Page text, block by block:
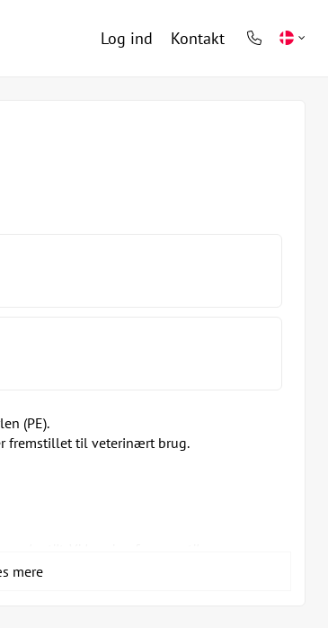
Log ind Kontakt
phone
(PE).
fremstillet til veterinært brug.
mere